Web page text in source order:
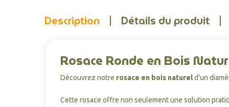
Description Détails du produit
Rosace Ronde en Bois
Découvrez notre rosace en bois natureld'un
Cette rosace offre non seulement une solution